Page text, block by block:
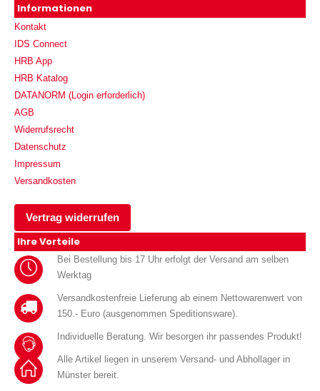
Informationen
Kontakt
IDS Connect
HRB App
HRB Katalog
DATANORM (Login erforderlich)
AGB
Widerrufsrecht
Datenschutz
Impressum
Versandkosten
Vertrag widerrufen
Ihre Vorteile
Bei Bestellung bis 17 Uhr erfolgt der Versand am selben
Werktag
Versandkostenfreie Lieferung ab einem Nettowarenwert von
150.- Euro (ausgenommen Speditionsware).
Individuelle Beratung. Wir besorgen ihr passendes Produkt!
Alle Artikel liegen in unserem Versand- und Abhollager in
Münster bereit.